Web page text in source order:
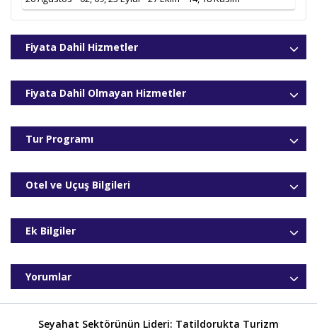
18.11.2026
3* & 4* Oteller Vb. 997,00€
Fiyata Dahil Hizmetler
Fiyata Dahil Olmayan Hizmetler
Tur Programı
Otel ve Uçuş Bilgileri
Ek Bilgiler
Yorumlar
Seyahat Sektörünün Lideri: Tatildorukta Turizm